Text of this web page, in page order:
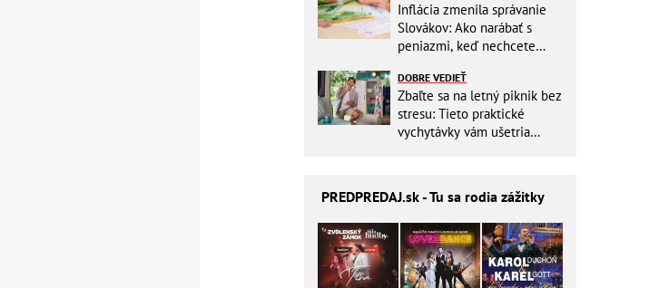
Inflácia zmenila správanie
Slovákov: Ako narábať s
peniazmi, keď nechcete
DOBRE VEDIEŤ
Zbaľte sa na letný piknik bez
stresu: Tieto praktické
vychytávky vám ušetria
PREDPREDAJ.sk - Tu sa rodia zážitky